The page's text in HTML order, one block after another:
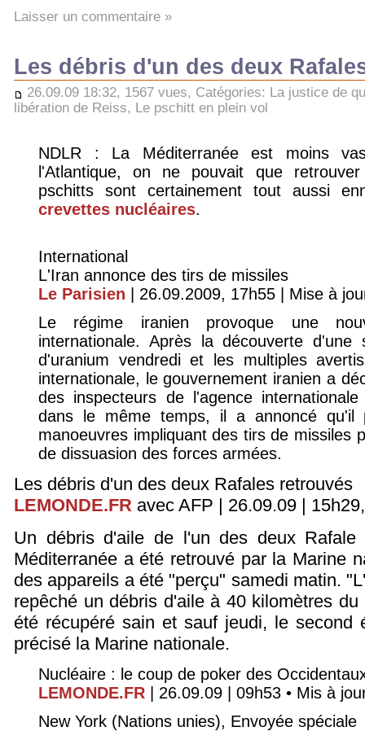
Laisser un commentaire »
Les débris d'un des deux
26.09.09 18:32, 1567 vues, Catégories: La justice de
libération de Reiss, Le pschitt en plein vol
NDLR : La Méditerranée est moins
l'Atlantique, on ne pouvait que
pschitts sont certainement tout aussi
crevettes nucléaires.
International
L'Iran annonce des tirs de missiles
Le Parisien | 26.09.2009, 17h55 | Mise à
Le régime iranien provoque une
internationale. Après la découverte d'une
d'uranium vendredi et les multiples
internationale, le gouvernement iranien a
des inspecteurs de l'agence
dans le même temps, il a annoncé qu'il
manoeuvres impliquant des tirs de missiles
de dissuasion des forces armées.
Les débris d'un des deux Rafales retrouvés
LEMONDE.FR avec AFP | 26.09.09 |
Un débris d'aile de l'un des deux
Méditerranée a été retrouvé par la Marine
des appareils a été "perçu" samedi matin.
repêché un débris d'aile à 40 kilomètres
été récupéré sain et sauf jeudi, le second
précisé la Marine nationale.
Nucléaire : le coup de poker des
LEMONDE.FR | 26.09.09 | 09h53 • Mis à
New York (Nations unies), Envoyée spéciale